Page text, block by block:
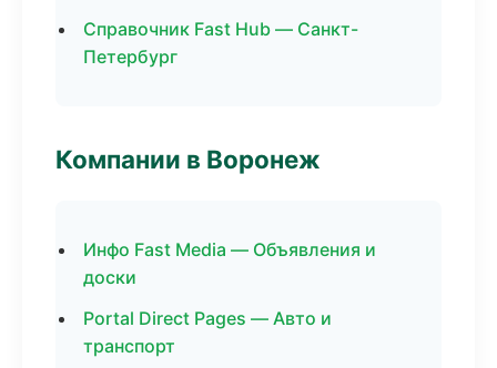
Справочник Fast Hub — Санкт-
Петербург
Компании в Воронеж
Инфо Fast Media — Объявления и
доски
Portal Direct Pages — Авто и
транспорт